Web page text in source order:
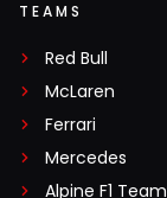
TEAMS
Red Bull
McLaren
Ferrari
Mercedes
Alpine F1 Team